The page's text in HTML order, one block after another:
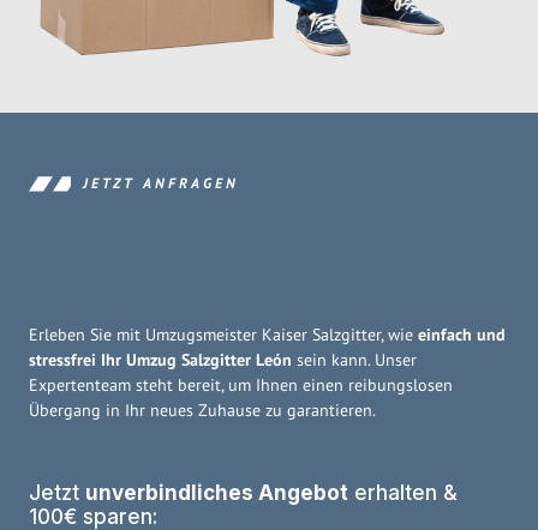
JETZT ANFRAGEN
Erleben Sie mit Umzugsmeister Kaiser Salzgitter, wie einfach und
stressfrei Ihr Umzug Salzgitter León sein kann. Unser
Expertenteam steht bereit, um Ihnen einen reibungslosen
Übergang in Ihr neues Zuhause zu garantieren.
Jetzt unverbindliches Angebot erhalten &
100€ sparen: